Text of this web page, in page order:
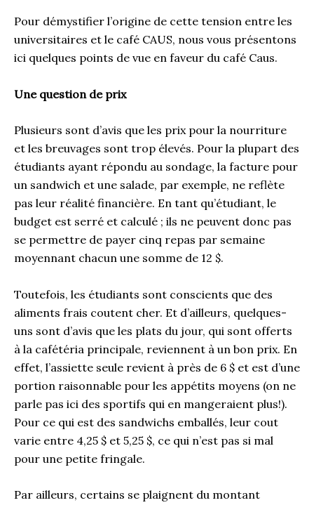
Pour démystifier l’origine de cette tension entre les
universitaires et le café CAUS, nous vous présentons
ici quelques points de vue en faveur du café Caus.
Une question de prix
Plusieurs sont d’avis que les prix pour la nourriture
et les breuvages sont trop élevés. Pour la plupart des
étudiants ayant répondu au sondage, la facture pour
un sandwich et une salade, par exemple, ne reflète
pas leur réalité financière. En tant qu’étudiant, le
budget est serré et calculé ; ils ne peuvent donc pas
se permettre de payer cinq repas par semaine
moyennant chacun une somme de 12 $.
Toutefois, les étudiants sont conscients que des
aliments frais coutent cher. Et d’ailleurs, quelques-
uns sont d’avis que les plats du jour, qui sont offerts
à la cafétéria principale, reviennent à un bon prix. En
effet, l’assiette seule revient à près de 6 $ et est d’une
portion raisonnable pour les appétits moyens (on ne
parle pas ici des sportifs qui en mangeraient plus!).
Pour ce qui est des sandwichs emballés, leur cout
varie entre 4,25 $ et 5,25 $, ce qui n’est pas si mal
pour une petite fringale.
Par ailleurs, certains se plaignent du montant